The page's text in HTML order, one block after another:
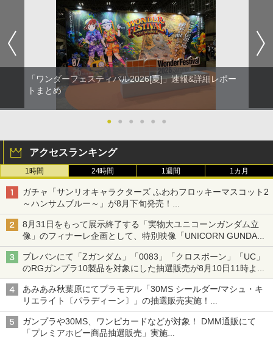
「ワンダーフェスティバル2026[夏]」速報&詳細レポー
トまとめ
● ● ● ● ● ●
アクセスランキング
1時間 24時間 1週間 1カ月
ガチャ「サンリオキャラクターズ ふわわフロッキーマスコット2
～ハンサムブルー～」が8月下旬発売！
ポチャッコやタキシードサムたちがブルーなハンサム仕様で登場
8月31日をもって展示終了する「実物大ユニコーンガンダム立
像」のフィナーレ企画として、特別映像「UNICORN GUNDAM
Statue ― BEYOND POSSIBILITY ―」が8月22日より限定上映
プレバンにて「Zガンダム」「0083」「クロスボーン」「UC」
のRGガンプラ10製品を対象にした抽選販売が8月10日11時より
実施！
あみあみ秋葉原にてプラモデル「30MS シールダー/マシュ・キ
リエライト〔パラディーン〕」の抽選販売実施！
「30MS オプションパーツセット29(アクションウエアβ)」も対
象
ガンプラや30MS、ワンピカードなどが対象！ DMM通販にて
「プレミアホビー商品抽選販売」実施